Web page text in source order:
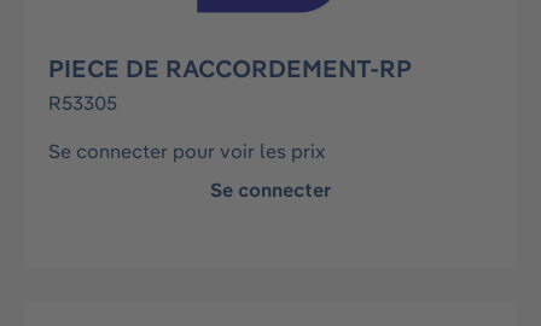
PIECE DE RACCORDEMENT-RP
R53305
Se connecter pour voir les prix
Se connecter